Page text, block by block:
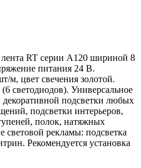
лента RT серии A120 шириной 8
питания 24 В.
м, цвет свечения золотой.
светодиодов). Универсальное
подсветки любых
подсветки интерьеров,
полок, натяжных
световой рекламы: подсветка
Рекомендуется установка